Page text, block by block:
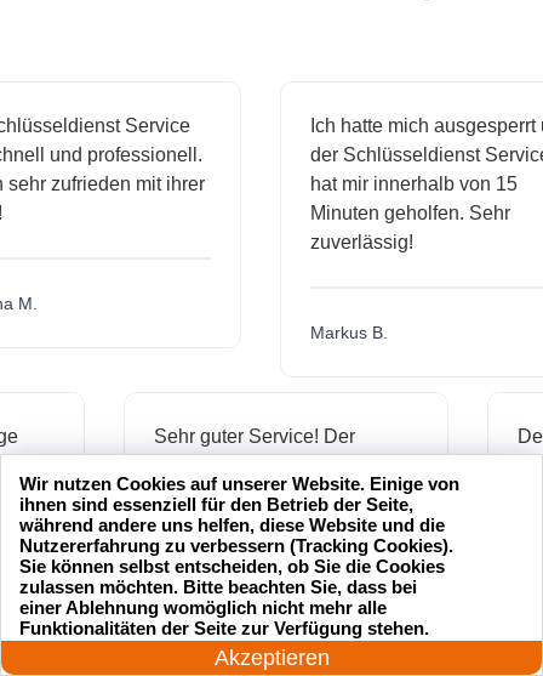
Service
und professionell.
zufrieden mit ihrer
Ich hatte mich ausgesperrt und
der Schlüsseldienst Service
hat mir innerhalb von 15
Minuten geholfen. Sehr
zuverlässig!
Markus B.
Sehr guter Service! Der
und hat mir schnell geholfen,
als ich meine Schlüssel
verloren hatte.
Jonas M.
24 Stunden am Tag
Akzeptieren
Wir nutzen Cookies auf unserer Website. Einige von
ihnen sind essenziell für den Betrieb der Seite,
während andere uns helfen, diese Website und die
Nutzererfahrung zu verbessern (Tracking Cookies).
Sie können selbst entscheiden, ob Sie die Cookies
zulassen möchten. Bitte beachten Sie, dass bei
einer Ablehnung womöglich nicht mehr alle
Funktionalitäten der Seite zur Verfügung stehen.